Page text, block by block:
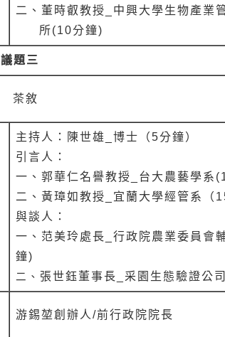
二 、 董時叡教授_中興大學生物產業
所(10分鐘)
議題三
茶敘
主持人 ：
陳世雄_博士（5分鐘）
引言人：
一、 郭華仁名譽教授_台大農藝學系
二、 黃璋如教授_宜蘭大學經管系（
與談人
：
一、 范美玲處長_行政院農業委員會
鐘)
二、 張世鈺董事長_采園生態驗證公
游錫堃創辦人/前行政院院長